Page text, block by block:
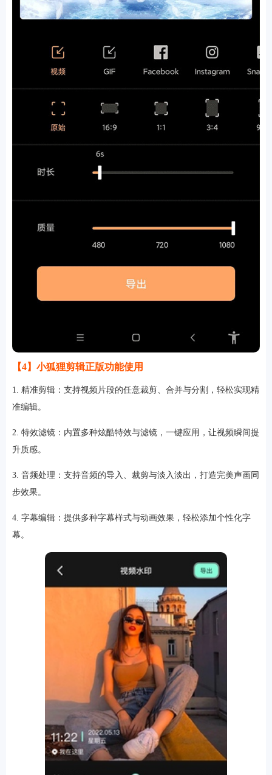
【4】小狐狸剪辑正版功能使用
1. 精准剪辑：支持视频片段的任意裁剪、合并与分割，轻松实现精
准编辑。
2. 特效滤镜：内置多种炫酷特效与滤镜，一键应用，让视频瞬间提
升质感。
3. 音频处理：支持音频的导入、裁剪与淡入淡出，打造完美声画同
步效果。
4. 字幕编辑：提供多种字幕样式与动画效果，轻松添加个性化字
幕。